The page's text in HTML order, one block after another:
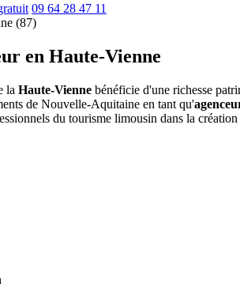
09 64 28 47 11
(87)
en Haute-Vienne
la Haute-Vienne bénéficie d'une richesse
de Nouvelle-Aquitaine en tant qu'
du tourisme limousin dans la